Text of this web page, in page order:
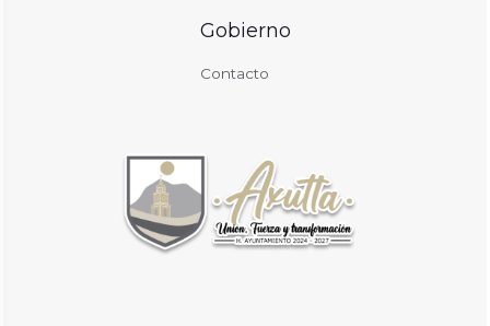
Gobierno
Contacto